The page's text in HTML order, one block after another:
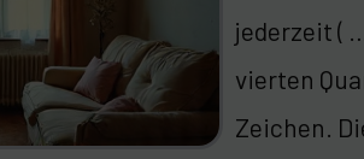
jederzeit (
vierten
Zeichen.